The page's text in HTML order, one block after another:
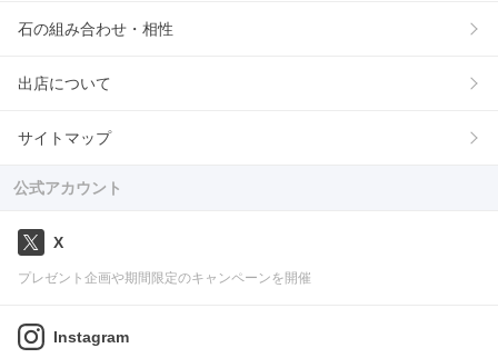
石の組み合わせ・相性
出店について
サイトマップ
公式アカウント
X
プレゼント企画や期間限定のキャンペーンを開催
Instagram